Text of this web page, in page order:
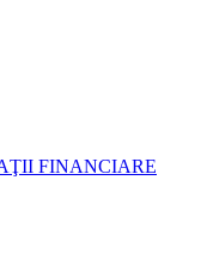
FINANCIARE